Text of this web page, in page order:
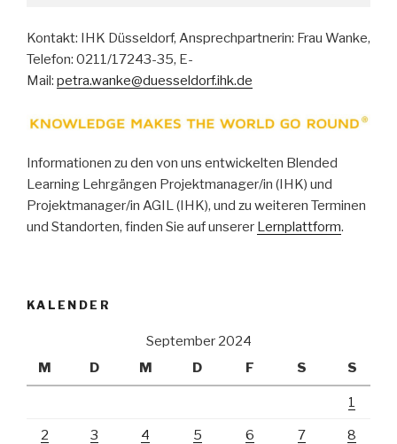
Kontakt: IHK Düsseldorf, Ansprechpartnerin: Frau Wanke,
Telefon: 0211/17243-35, E-
Mail: petra.wanke@duesseldorf.ihk.de
Informationen zu den von uns entwickelten Blended
Learning Lehrgängen Projektmanager/in (IHK) und
Projektmanager/in AGIL (IHK), und zu weiteren Terminen
und Standorten, finden Sie auf unserer Lernplattform.
KALENDER
September 2024
M
D M D F S S
1
2 3 4 5 6 7 8